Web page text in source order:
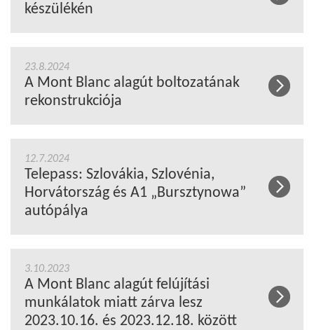
készülékén
23.8.2024
A Mont Blanc alagút boltozatának
rekonstrukciója
12.7.2024
Telepass: Szlovákia, Szlovénia,
Horvátország és A1 „Bursztynowa”
autópálya
3.10.2023
A Mont Blanc alagút felújítási
munkálatok miatt zárva lesz
2023.10.16. és 2023.12.18. között